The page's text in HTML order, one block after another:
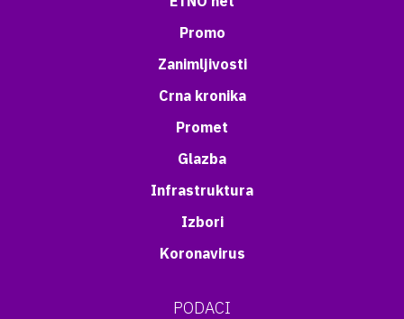
Promo
Zanimljivosti
Crna kronika
Promet
Glazba
Infrastruktura
Izbori
Koronavirus
PODACI